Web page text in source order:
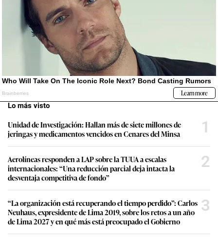
Lo más visto
Unidad de Investigación: Hallan más de siete millones de
jeringas y medicamentos vencidos en Cenares del Minsa
1
Aerolíneas responden a LAP sobre la TUUA a escalas
internacionales: “Una reducción parcial deja intacta la
desventaja competitiva de fondo”
2
“La organización está recuperando el tiempo perdido”: Carlos
Neuhaus, expresidente de Lima 2019, sobre los retos a un año
de Lima 2027 y en qué más está preocupado el Gobierno
3